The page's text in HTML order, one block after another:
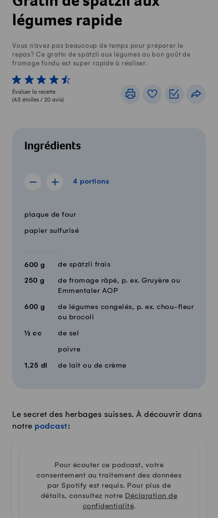
légumes rapide
Vous n'avez pas beaucoup de temps pour préparer le
repas? Ce gratin de spätzli aux légumes au bon goût de
fromage fondu est super rapide à réaliser.
1 von 5 étoiles
2 von 5 étoiles
3 von 5 étoiles
4 von 5 étoiles
5 von 5 étoiles
Évaluer la recette
(4.5 étoiles / 20 avis)
ImprimerLivre de recettes
Listes de
Ingrédients
4 portions
Afficher la recette de 3 portions
Afficher la recette de 5 portions
4 portions
QuantitéIngrédients
plaque de four
papier sulfurisé
600 g de spätzli frais
250 g
de fromage râpé, p. ex. Gruyère ou
Emmentaler AOP
600 g
de légumes congelés, p. ex. chou-fleur
ou brocoli
½ cc de sel
poivre
1,25 dl de lait ou de crème
Le secret des herbages suisses. À découvrir dans
notre podcast:
Pour écouter ce podcast, votre
consentement au traitement des données
par Spotify est requis. Pour plus de
détails, consultez notre Déclaration de
confidentialité.